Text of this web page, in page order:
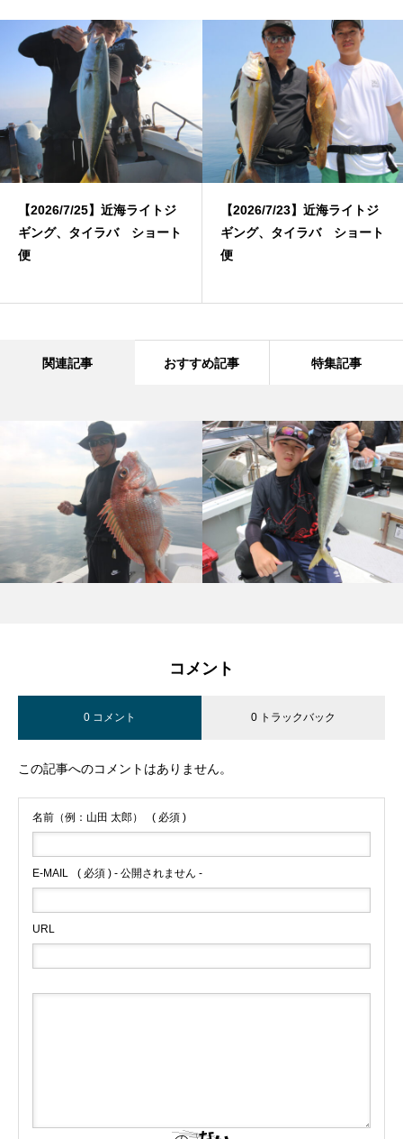
【2026/7/25】近海ライトジ
ギング、タイラバ ショート
便
【2026/7/23】近海ライトジ
ギング、タイラバ ショート
便
関連記事 おすすめ記事 特集記事
コメント
0 コメント 0 トラックバック
この記事へのコメントはありません。
名前（例：山田 太郎） ( 必須 )
E-MAIL ( 必須 ) - 公開されません -
URL